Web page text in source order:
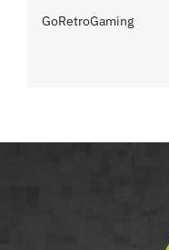
GoRetroGaming